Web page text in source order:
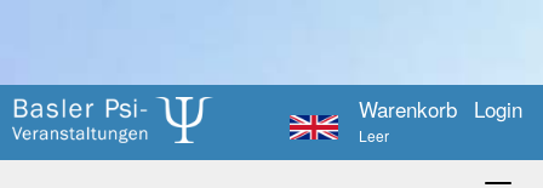
Login
Warenkorb
Leer